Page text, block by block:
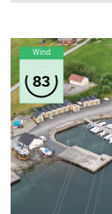
Wind
83